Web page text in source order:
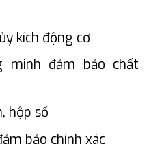
kích động cơ
minh đảm bảo chất
hộp số
bảo chính xác